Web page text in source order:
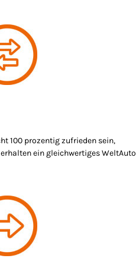
100 prozentig zufrieden sein,
ein gleichwertiges WeltAuto